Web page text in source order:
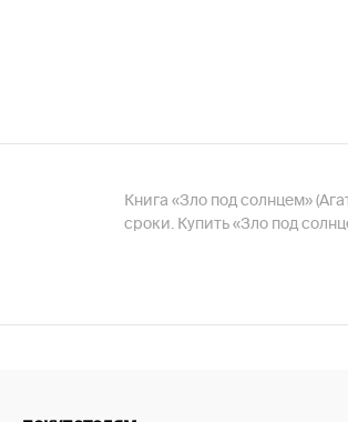
Книга «Зло под солнцем»
сроки. Купить «Зло под